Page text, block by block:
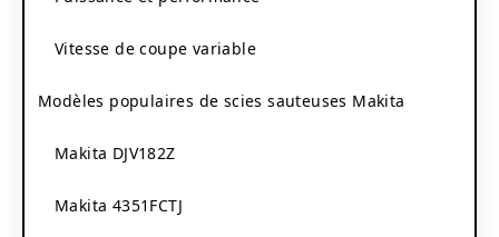
Vitesse de coupe variable
Modèles populaires de scies sauteuses Makita
Makita DJV182Z
Makita 4351FCTJ